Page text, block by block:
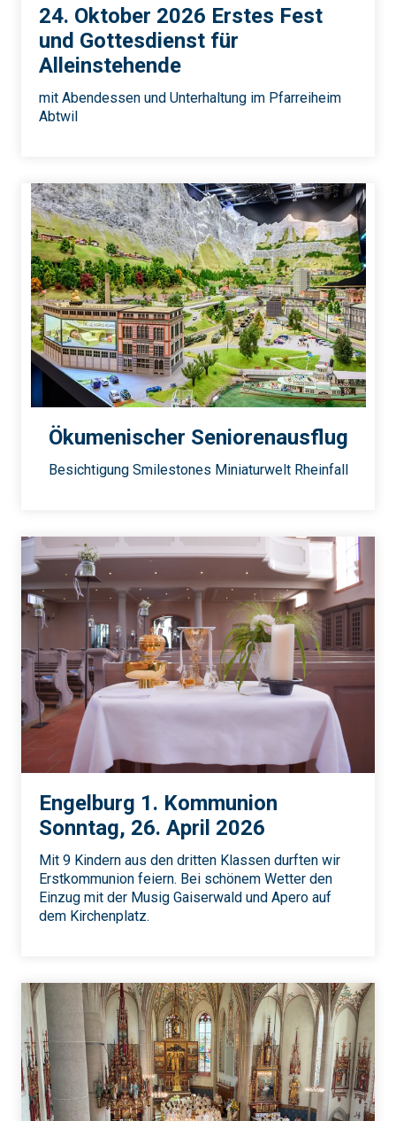
24. Oktober 2026 Erstes Fest
und Gottesdienst für
Alleinstehende
mit Abendessen und Unterhaltung im Pfarreiheim
Abtwil
Ökumenischer Seniorenausflug
Besichtigung Smilestones Miniaturwelt Rheinfall
Engelburg 1. Kommunion
Sonntag, 26. April 2026
Mit 9 Kindern aus den dritten Klassen durften wir
Erstkommunion feiern. Bei schönem Wetter den
Einzug mit der Musig Gaiserwald und Apero auf
dem Kirchenplatz.